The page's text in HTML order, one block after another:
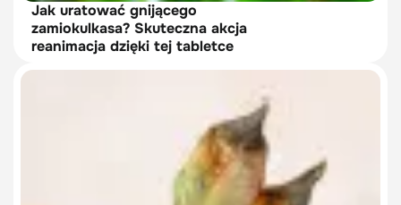
Jak uratować gnijącego
zamiokulkasa? Skuteczna akcja
reanimacja dzięki tej tabletce